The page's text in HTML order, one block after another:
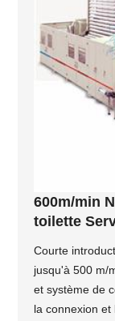
600m/min
toilette
Courte
jusqu'à 500 m/
et système de
la connexion et